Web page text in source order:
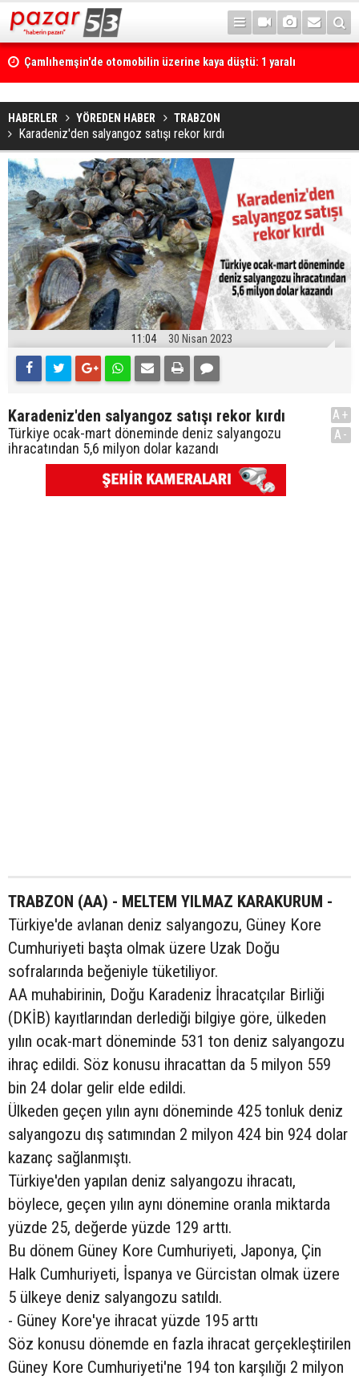
Çamlıhemşin'de otomobilin üzerine kaya düştü: 1 yaralı
HABERLER YÖREDEN HABER TRABZON
Karadeniz'den salyangoz satışı rekor kırdı
11:04 30 Nisan 2023
Karadeniz'den salyangoz satışı rekor kırdı
Türkiye ocak-mart döneminde deniz salyangozu
ihracatından 5,6 milyon dolar kazandı
A+
A-
TRABZON (AA) - MELTEM YILMAZ KARAKURUM -
Türkiye'de avlanan deniz salyangozu, Güney Kore
Cumhuriyeti başta olmak üzere Uzak Doğu
sofralarında beğeniyle tüketiliyor.
AA muhabirinin, Doğu Karadeniz İhracatçılar Birliği
(DKİB) kayıtlarından derlediği bilgiye göre, ülkeden
yılın ocak-mart döneminde 531 ton deniz salyangozu
ihraç edildi. Söz konusu ihracattan da 5 milyon 559
bin 24 dolar gelir elde edildi.
Ülkeden geçen yılın aynı döneminde 425 tonluk deniz
salyangozu dış satımından 2 milyon 424 bin 924 dolar
kazanç sağlanmıştı.
Türkiye'den yapılan deniz salyangozu ihracatı,
böylece, geçen yılın aynı dönemine oranla miktarda
yüzde 25, değerde yüzde 129 arttı.
Bu dönem Güney Kore Cumhuriyeti, Japonya, Çin
Halk Cumhuriyeti, İspanya ve Gürcistan olmak üzere
5 ülkeye deniz salyangozu satıldı.
- Güney Kore'ye ihracat yüzde 195 arttı
Söz konusu dönemde en fazla ihracat gerçekleştirilen
Güney Kore Cumhuriyeti'ne 194 ton karşılığı 2 milyon